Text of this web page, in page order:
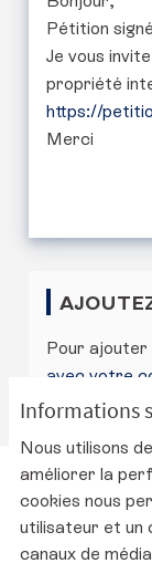
Informations
Nous utilisons
améliorer la
cookies nous
utilisateur et un
canaux de
Pétition
Je vous
propriété
https://
Merci
Pour
avec votre
Charte
Mentions légales
Conditions